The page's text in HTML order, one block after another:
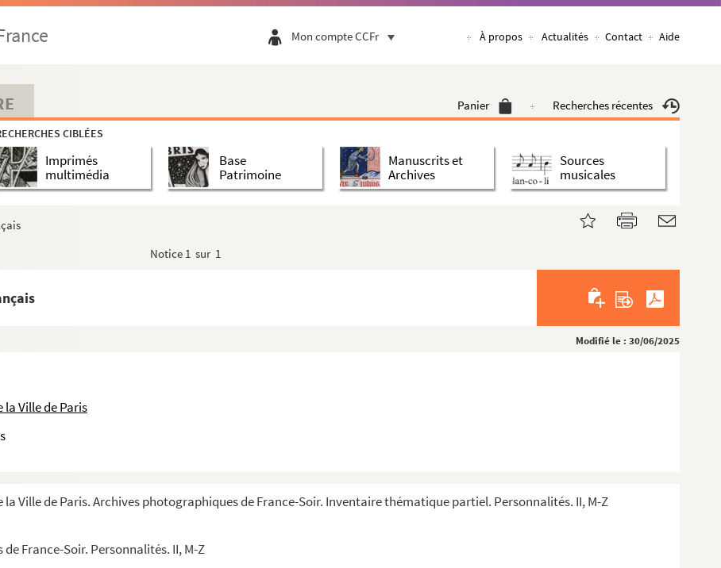
Mon compte CCFr À propos Actualités Contact Aide
Panier Recherches récentes
CIBLÉES
Imprimés
multimédia
Base
Patrimoine
Manuscrits et
Archives
Sources
musicales
Notice 1 sur 1
Modifié le : 30/06/2025
Ville de Paris
Ville de Paris. Archives photographiques de France-Soir. Inventaire thématique partiel. Personnalités. II, M-Z
France-Soir. Personnalités. II, M-Z